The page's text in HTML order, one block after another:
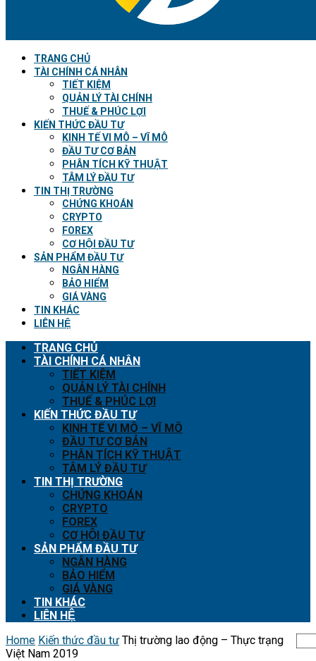
TRANG CHỦ
TÀI CHÍNH CÁ NHÂN
TIẾT KIỆM
QUẢN LÝ TÀI CHÍNH
THUẾ & PHÚC LỢI
KIẾN THỨC ĐẦU TƯ
KINH TẾ VI MÔ – VĨ MÔ
ĐẦU TƯ CƠ BẢN
PHÂN TÍCH KỸ THUẬT
TÂM LÝ ĐẦU TƯ
TIN THỊ TRƯỜNG
CHỨNG KHOÁN
CRYPTO
FOREX
CƠ HỘI ĐẦU TƯ
SẢN PHẨM ĐẦU TƯ
NGÂN HÀNG
BẢO HIỂM
GIÁ VÀNG
TIN KHÁC
LIÊN HỆ
TRANG CHỦ
TÀI CHÍNH CÁ NHÂN
TIẾT KIỆM
QUẢN LÝ TÀI CHÍNH
THUẾ & PHÚC LỢI
KIẾN THỨC ĐẦU TƯ
KINH TẾ VI MÔ – VĨ MÔ
ĐẦU TƯ CƠ BẢN
PHÂN TÍCH KỸ THUẬT
TÂM LÝ ĐẦU TƯ
TIN THỊ TRƯỜNG
CHỨNG KHOÁN
CRYPTO
FOREX
CƠ HỘI ĐẦU TƯ
SẢN PHẨM ĐẦU TƯ
NGÂN HÀNG
BẢO HIỂM
GIÁ VÀNG
TIN KHÁC
LIÊN HỆ
Home Kiến thức đầu tư Thị trường lao động – Thực trạng
Việt Nam 2019